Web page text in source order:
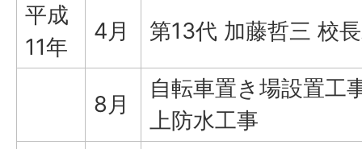
平成
11年
4月 第13代 加藤哲三 校
8月
自転車置き場設置工
上防水工事